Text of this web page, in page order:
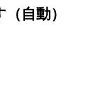
自動）